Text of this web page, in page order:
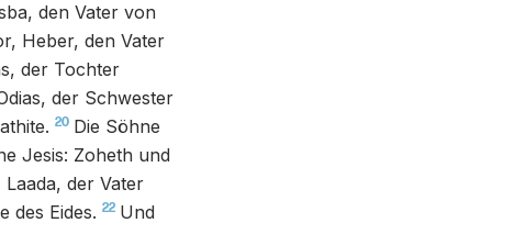
den Vater von
Heber, den Vater
der Tochter
der Schwester
20 Die Söhne
Jesis: Zoheth und
der Vater
des Eides. 22 Und